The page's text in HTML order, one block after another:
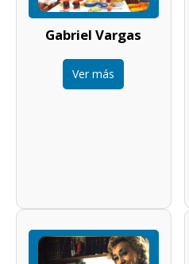
Gabriel Vargas
Ver más